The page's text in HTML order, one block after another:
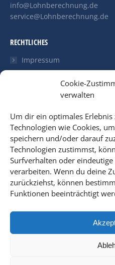
Cookie-
verwalten
Um dir ein optimales
Technologien wie Cookies,
speichern und/oder darauf
Technologien zustimmst,
Surfverhalten oder
verarbeiten. Wenn du deine
zurückziehst, können
Funktionen beeinträchtigt
info@Lohnberechnung.de
service@Lohnberechnung.de
RECHTLICHES
Impressum
Cookie Richtlinien (EU)
LETZTE NEWS
Unsere Internetauftritt wird
3. März 2023
Coronavirus: Steuerliche
Lohnersatzleistungen
4. Juni 2021
Neues Tätigkeits-